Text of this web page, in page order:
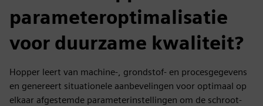
parameteroptimalisatie
voor duurzame kwaliteit?
Hopper leert van machine-, grondstof- en procesgegevens
en genereert situationele aanbevelingen voor optimaal op
elkaar afgestemde parameterinstellingen om de schroot-